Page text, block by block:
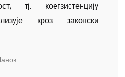
тј. коегзистенцију
кроз законски